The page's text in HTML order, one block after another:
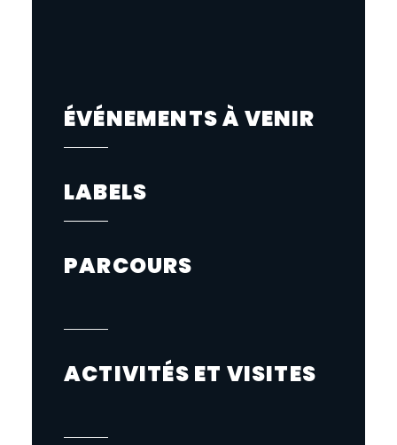
ÉVÉNEMENTS À VENIR
LABELS
PARCOURS
ACTIVITÉS ET VISITES